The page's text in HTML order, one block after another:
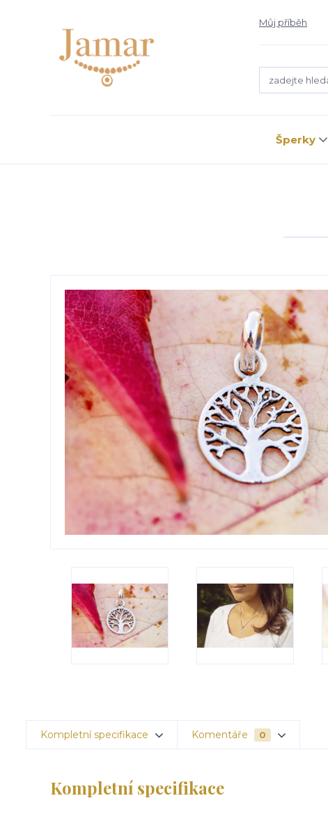
Můj příběh
Šperky
Kompletní specifikace Komentáře 0
Kompletní specifikace